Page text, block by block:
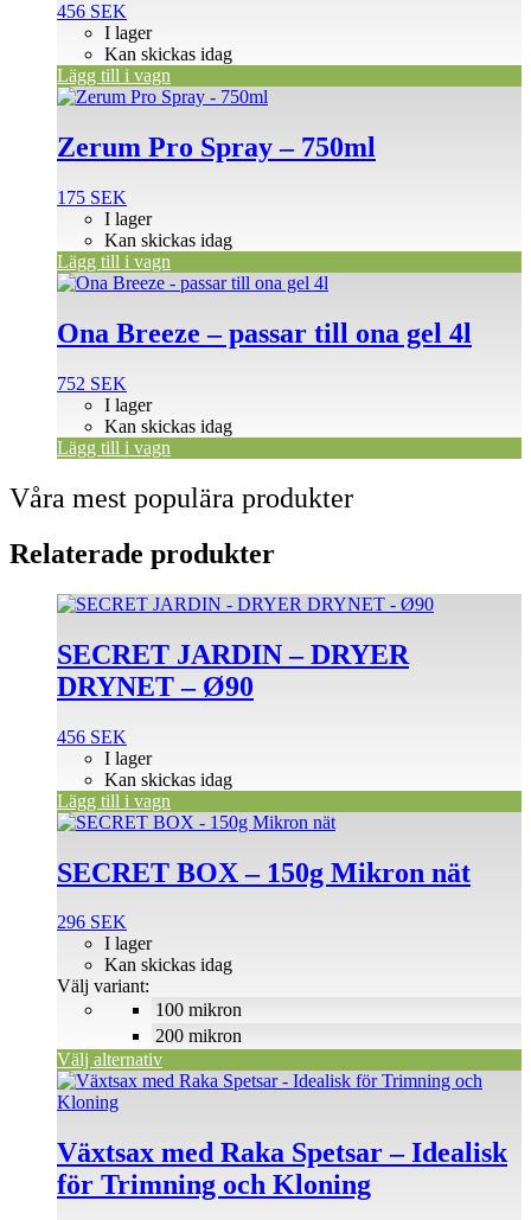
456 SEK
I lager
Kan skickas idag
Lägg till i vagn
Zerum Pro Spray – 750ml
175 SEK
I lager
Kan skickas idag
Lägg till i vagn
Ona Breeze – passar till ona gel 4l
752 SEK
I lager
Kan skickas idag
Lägg till i vagn
Våra mest populära produkter
Relaterade produkter
SECRET JARDIN – DRYER
DRYNET – Ø90
456 SEK
I lager
Kan skickas idag
Lägg till i vagn
SECRET BOX – 150g Mikron nät
296 SEK
100 mikron
200 mikron
I lager
Kan skickas idag
Välj variant:
Välj alternativ
Den
produkten
har
varianter.
olika
alternativen
på
produktsidan
Växtsax med Raka Spetsar – Idealisk
för Trimning och Kloning